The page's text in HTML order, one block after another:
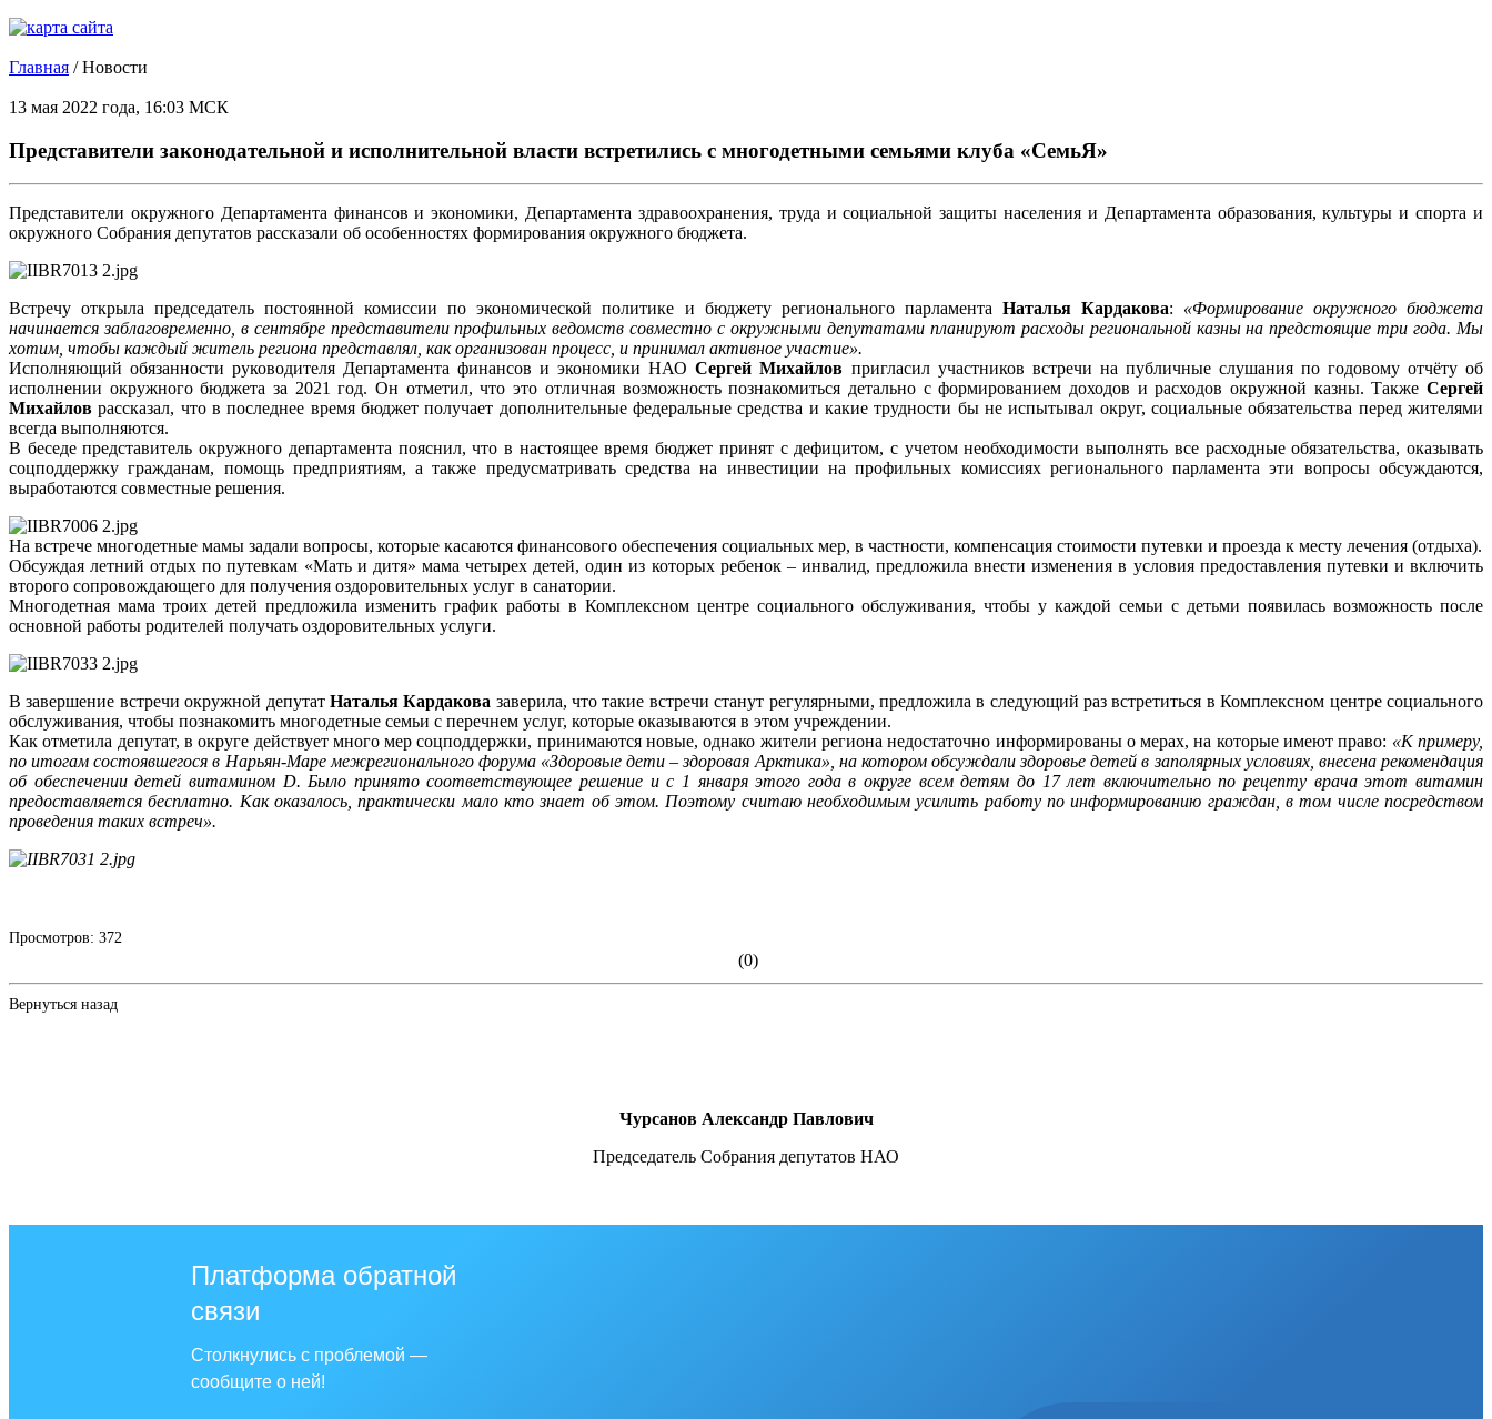
Главная /Новости
13 мая 2022 года, 16:03 МСК
Представители законодательной и исполнительной власти встретились с многодетными семьями клуба «СемьЯ»
Представители окружного Департамента финансов и экономики, Департамента здравоохранения, труда и социальной защиты населения и Департамента образования, культуры и спорта и
окружного Собрания депутатов рассказали об особенностях формирования окружного бюджета.
Встречу открыла председатель постоянной комиссии по экономической политике и бюджету регионального парламента Наталья Кардакова: «Формирование окружного бюджета
начинается заблаговременно, в сентябре представители профильных ведомств совместно с окружными депутатами планируют расходы региональной казны на предстоящие три года. Мы
хотим, чтобы каждый житель региона представлял, как организован процесс, и принимал активное участие».
Исполняющий обязанности руководителя Департамента финансов и экономики НАОСергей Михайлов пригласил участников встречи на публичные слушания по годовому отчёту об
исполнении окружного бюджета за 2021 год. Он отметил, что это отличная возможность познакомиться детально с формированием доходов и расходов окружной казны. Также Сергей
Михайловрассказал, что в последнее время бюджет получает дополнительные федеральные средства и какие трудности бы не испытывал округ, социальные обязательства перед жителями
всегда выполняются.
В беседе представитель окружного департамента пояснил, что в настоящее время бюджет принят с дефицитом, с учетом необходимости выполнять все расходные обязательства, оказывать
соцподдержку гражданам, помощь предприятиям, а также предусматривать средства на инвестиции на профильных комиссиях регионального парламента эти вопросы обсуждаются,
выработаются совместные решения.
На встрече многодетные мамы задали вопросы, которые касаются финансового обеспечения социальных мер, в частности, компенсация стоимости путевки и проезда к месту лечения (отдыха).
Обсуждая летний отдых по путевкам «Мать и дитя» мама четырех детей, один из которых ребенок – инвалид, предложила внести изменения в условия предоставления путевки и включить
второго сопровождающего для получения оздоровительных услуг в санатории.
Многодетная мама троих детей предложила изменить график работы в Комплексном центре социального обслуживания, чтобы у каждой семьи с детьми появилась возможность после
основной работы родителей получать оздоровительных услуги.
В завершение встречи окружной депутат Наталья Кардакова заверила, что такие встречи станут регулярными, предложила в следующий раз встретиться в Комплексном центре социального
обслуживания, чтобы познакомить многодетные семьи с перечнем услуг, которые оказываются в этом учреждении.
Как отметила депутат, в округе действует много мер соцподдержки, принимаются новые, однако жители региона недостаточно информированы о мерах, на которые имеют право: «К примеру,
по итогам состоявшегося в Нарьян-Маре межрегионального форума «Здоровые дети – здоровая Арктика», на котором обсуждали здоровье детей в заполярных условиях, внесена рекомендация
об обеспечении детей витамином D. Было принято соответствующее решение и с 1 января этого года в округе всем детям до 17 лет включительно по рецепту врача этот витамин
предоставляется бесплатно. Как оказалось, практически мало кто знает об этом. Поэтому считаю необходимым усилить работу по информированию граждан, в том числе посредством
проведения таких встреч».
Просмотров: 372
(0)
Вернуться назад
Чурсанов Александр Павлович
Председатель Собрания депутатов НАО
Платформа обратной
связи
Столкнулись с проблемой —
сообщите о ней!